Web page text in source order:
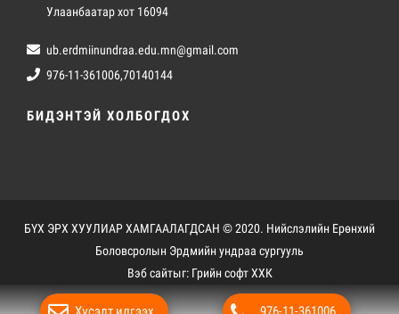
Улаанбаатар хот 16094
ub.erdmiinundraa.edu.mn@gmail.com
976-11-361006,70140144
БИДЭНТЭЙ ХОЛБОГДОХ
БҮХ ЭРХ ХУУЛИАР ХАМГААЛАГДСАН © 2020. Нийслэлийн Ерөнхий
Боловсролын Эрдмийн ундраа сургууль
Вэб сайтыг: Грийн софт ХХК
Дуудлагын төв